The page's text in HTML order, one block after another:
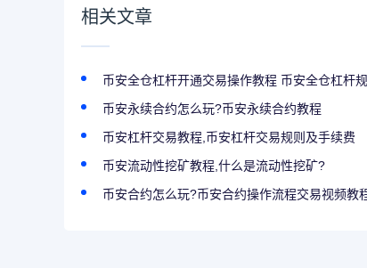
相关文章
币安全仓杠杆开通交易操作教程 币安全仓杠杆
币安永续合约怎么玩?币安永续合约教程
币安杠杆交易教程,币安杠杆交易规则及手续费
币安流动性挖矿教程,什么是流动性挖矿?
币安合约怎么玩?币安合约操作流程交易视频教